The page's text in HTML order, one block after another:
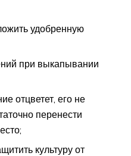
удобренную
при выкапывании
отцветет, его не
перенести
культуру от